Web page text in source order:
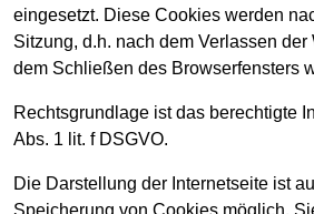
eingesetzt. Diese Cookies werden
Sitzung, d.h. nach dem Verlassen
dem Schließen des Browserfensters
Rechtsgrundlage ist das berechtigte
Abs. 1 lit. f DSGVO.
Die Darstellung der Internetseite ist